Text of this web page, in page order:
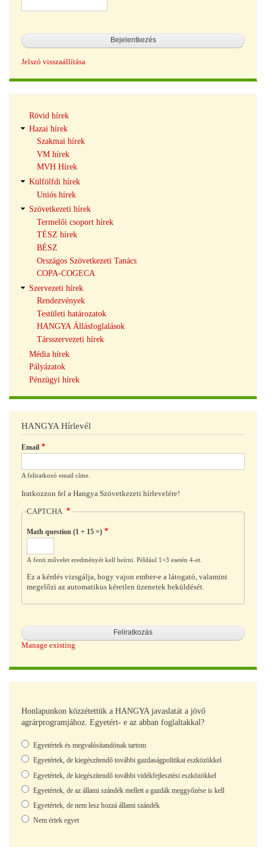
Jelszó visszaállítása
navigáció
Rövid hírek
Hazai hírek
Szakmai hírek
VM hírek
MVH Hírek
Külfölfdi hírek
Uniós hírek
Szövetkezeti hírek
Termelői csoport hírek
TÉSZ hírek
BÉSZ
Országos Szövetkezeti Tanács
COPA-COGECA
Szervezeti hírek
Rendezvények
Testületi határozatok
HANGYA Állásfoglalások
Társszervezeti hírek
Média hírek
Pályázatok
Pénzügyi hírek
HANGYA Hírlevél
Email
A feliratkozó email címe.
Iratkozzon fel a Hangya Szövetkezeti hírlevelére!
CAPTCHA
Math question (1 + 15 =)
A fenti művelet eredményét kell beírni. Például 1+3 esetén 4-et.
Ez a kérdés vizsgálja, hogy vajon ember-e a látogató, valamint
megelőzi az automatikus kéretlen üzenetek beküldését.
Manage existing
Honlapunkon közzétettük a HANGYA javaslatát a jövő
agrárprogramjához. Egyetért- e az abban foglaltakkal?
Választások
Egyetértek és megvalósítandónak tartom
Egyetértek, de kiegészítendő további gazdaságpolitikai eszközökkel
Egyetértek, de kiegészítendő további vidékfejlesztési eszközökkel
Egyetértek, de az állami szándék mellett a gazdák meggyőzése is kell
Egyetértek, de nem lesz hozzá állami szándék
Nem értek egyet